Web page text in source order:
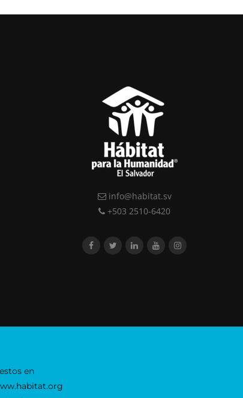
info@habitat.sv
+503 2510-6420
en